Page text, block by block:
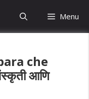
Menu
che
आणि